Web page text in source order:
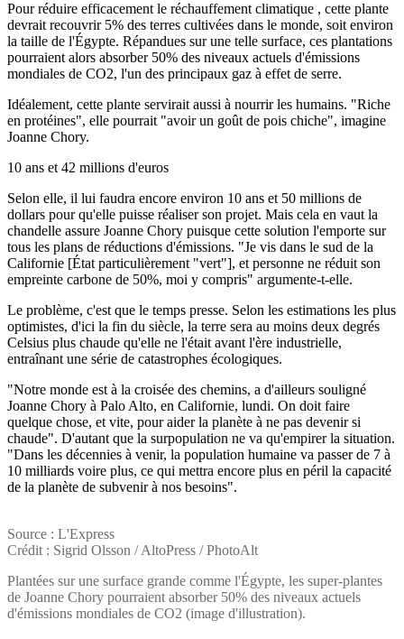
Pour réduire efficacement le réchauffement climatique , cette plante
devrait recouvrir 5% des terres cultivées dans le monde, soit environ
la taille de l'Égypte. Répandues sur une telle surface, ces plantations
pourraient alors absorber 50% des niveaux actuels d'émissions
mondiales de CO2, l'un des principaux gaz à effet de serre.
Idéalement, cette plante servirait aussi à nourrir les humains. "Riche
en protéines", elle pourrait "avoir un goût de pois chiche", imagine
Joanne Chory.
10 ans et 42 millions d'euros
Selon elle, il lui faudra encore environ 10 ans et 50 millions de
dollars pour qu'elle puisse réaliser son projet. Mais cela en vaut la
chandelle assure Joanne Chory puisque cette solution l'emporte sur
tous les plans de réductions d'émissions. "Je vis dans le sud de la
Californie [État particulièrement "vert"], et personne ne réduit son
empreinte carbone de 50%, moi y compris" argumente-t-elle.
Le problème, c'est que le temps presse. Selon les estimations les plus
optimistes, d'ici la fin du siècle, la terre sera au moins deux degrés
Celsius plus chaude qu'elle ne l'était avant l'ère industrielle,
entraînant une série de catastrophes écologiques.
"Notre monde est à la croisée des chemins, a d'ailleurs souligné
Joanne Chory à Palo Alto, en Californie, lundi. On doit faire
quelque chose, et vite, pour aider la planète à ne pas devenir si
chaude". D'autant que la surpopulation ne va qu'empirer la situation.
"Dans les décennies à venir, la population humaine va passer de 7 à
10 milliards voire plus, ce qui mettra encore plus en péril la capacité
de la planète de subvenir à nos besoins".
Source : L'Express
Crédit : Sigrid Olsson / AltoPress / PhotoAlt
Plantées sur une surface grande comme l'Égypte, les super-plantes
de Joanne Chory pourraient absorber 50% des niveaux actuels
d'émissions mondiales de CO2 (image d'illustration).